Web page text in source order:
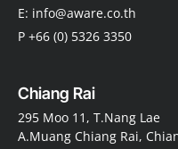
E: info@aware.co.th
P +66 (0) 5326 3350
Chiang Rai
295 Moo 11, T.Nang Lae
A.Muang Chiang Rai,